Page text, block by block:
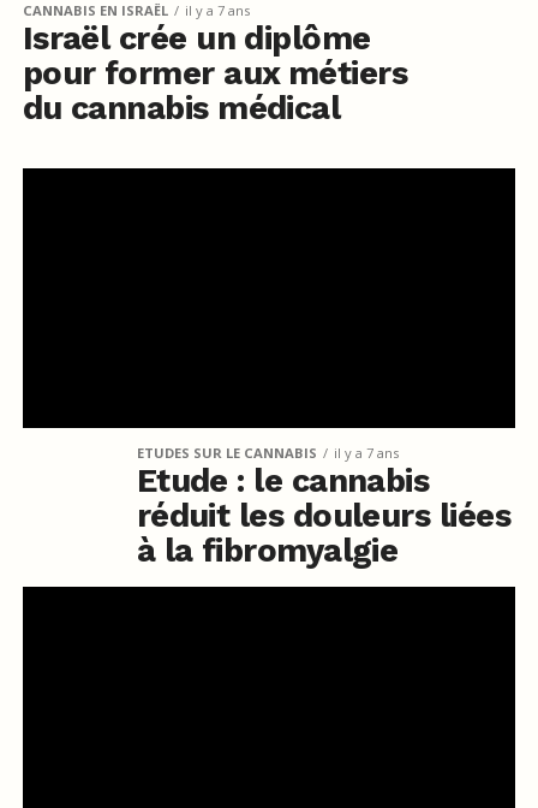
CANNABIS EN ISRAËL il y a 7 ans
Israël crée un diplôme
pour former aux métiers
du cannabis médical
ETUDES SUR LE CANNABIS il y a 7 ans
Etude : le cannabis
réduit les douleurs liées
à la fibromyalgie